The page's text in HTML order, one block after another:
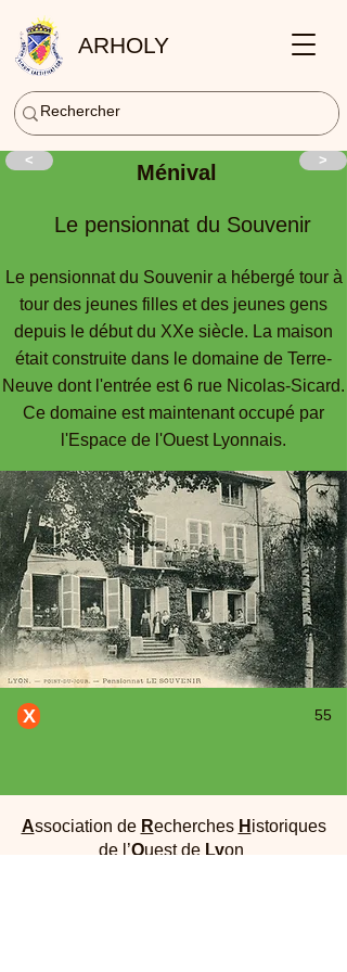
ARHOLY
<
Ménival
>
Le pensionnat du Souvenir
Le pensionnat du Souvenir a hébergé tour à
tour des jeunes filles et des jeunes gens
depuis le début du XXe siècle. La maison
était construite dans le domaine de Terre-
Neuve dont l'entrée est 6 rue Nicolas-Sicard.
Ce domaine est maintenant occupé par
l'Espace de l'Ouest Lyonnais.
X 55
Association de Recherches H istoriques
de l’Ouest de Lyon